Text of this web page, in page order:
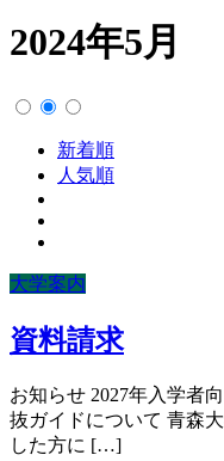
2024年5月
新着順
人気順
大学案内
資料請求
お知らせ 2027年入学者
抜ガイドについて 青森
した方に […]